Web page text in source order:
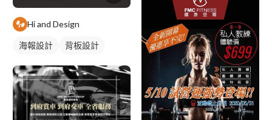
Hi and Design
海報設計 背板設計